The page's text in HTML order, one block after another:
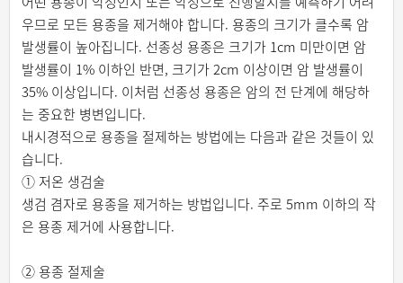
우므로 모든 용종을 제거해야 합니다. 용종의 크기가 클수록 암
발생률이 높아집니다. 선종성 용종은 크기가 1cm 미만이면 암
발생률이 1% 이하인 반면, 크기가 2cm 이상이면 암 발생률이
35% 이상입니다. 이처럼 선종성 용종은 암의 전 단계에 해당하
는 중요한 병변입니다.
내시경적으로 용종을 절제하는 방법에는 다음과 같은 것들이 있
습니다.
① 저온 생검술
생검 겸자로 용종을 제거하는 방법입니다. 주로 5mm 이하의 작
은 용종 제거에 사용합니다.
② 용종 절제술